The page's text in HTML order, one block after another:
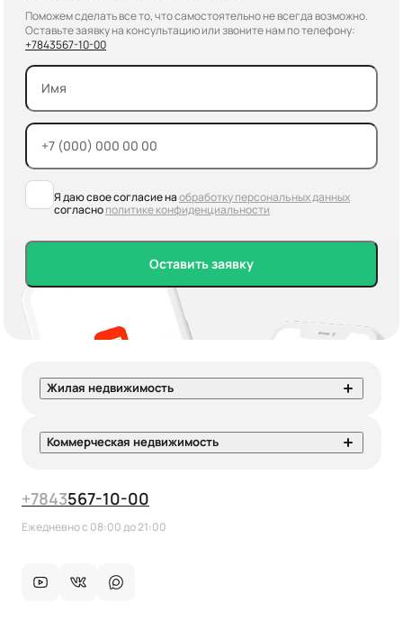
Поможем сделать все то, что самостоятельно не всегда возможно.
Оставьте заявку на консультацию или звоните нам по телефону:
+7843567-10-00
Я даю свое согласие наобработку персональных данных
согласнополитике конфиденциальности
Оставить заявку
Жилая недвижимость
Коммерческая недвижимость
+7843567-10-00
Ежедневно с 08:00 до 21:00